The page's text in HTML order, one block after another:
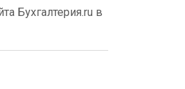
Бухгалтерия.ru в